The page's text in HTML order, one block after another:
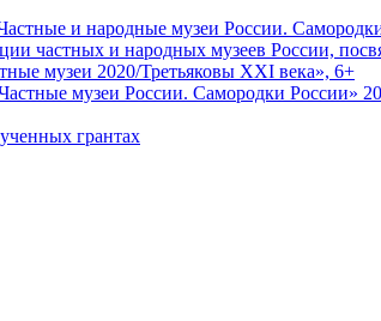
и народные музеи России.
частных и народных музеев России,
музеи 2020/Третьяковы XXI века», 6+
музеи России. Самородки России»
грантах